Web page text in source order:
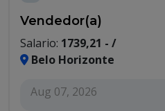
Vendedor(a)
Salario: 1739,21 - /
Belo Horizonte
Aug 07, 2026